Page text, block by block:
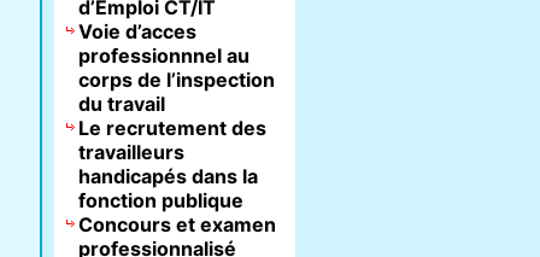
d’Emploi CT/IT
Voie d’acces
professionnnel au
corps de l’inspection
du travail
Le recrutement des
travailleurs
handicapés dans la
fonction publique
Concours et examen
professionnalisé